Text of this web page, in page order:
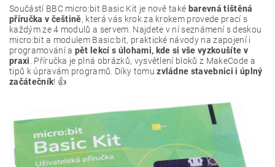
Součástí BBC micro:bit Basic Kit je nově také barevná tištěná
příručka v češtině, která vás krok za krokem provede prací s
každým ze 4 modulů a servem. Najdete v ní seznámení s deskou
micro:bit a modulem Basic:bit, praktické návody na zapojení i
programování a pět lekcí s úlohami, kde si vše vyzkoušíte v
praxi. Příručka je plná obrázků, vysvětlení bloků z MakeCode a
tipů k úpravám programů. Díky tomuzvládne stavebnici i úplný
začátečník! 👍